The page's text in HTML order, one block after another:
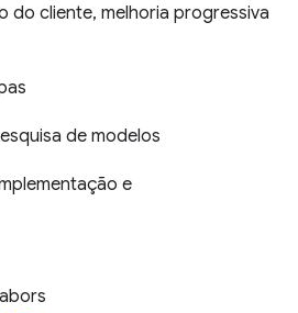
do cliente, melhoria progressiva
de modelos
e